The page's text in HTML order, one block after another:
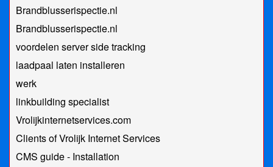
Brandblusserispectie.nl
Brandblusserispectie.nl
voordelen server side tracking
laadpaal laten installeren
werk
linkbuilding specialist
Vrolijkinternetservices.com
Clients of Vrolijk Internet Services
CMS guide - Installation